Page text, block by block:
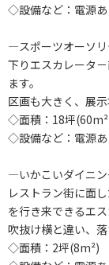
◇設備など：電源
―スポーツオーソ
下りエスカレータ
ます。
区画も大きく、展示
◇面積：18坪
◇設備など：電源
―いかこいダイニ
レストラン街に面
を⾏き来できるエス
吹抜け横と違い、落
◇面積：2坪(8m²)